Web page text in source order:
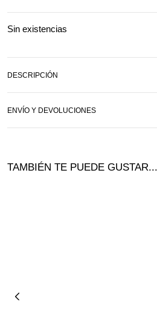
Sin existencias
DESCRIPCIÓN
ENVÍO Y DEVOLUCIONES
TAMBIÉN TE PUEDE GUSTAR...